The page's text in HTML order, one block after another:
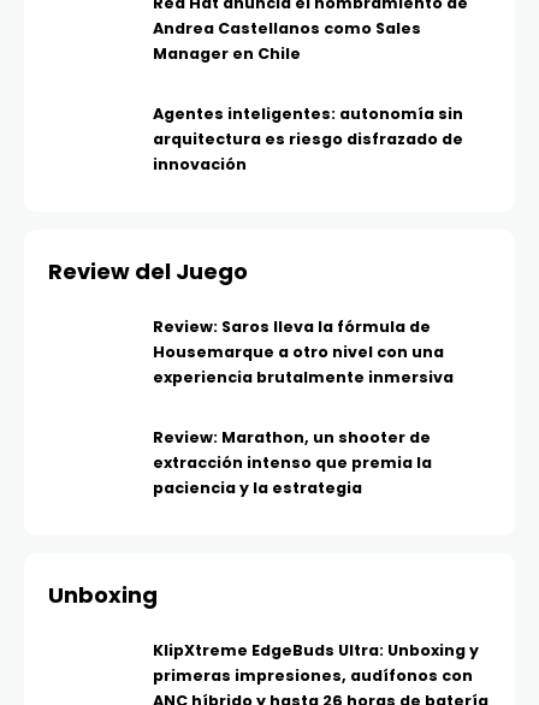
Andrea Castellanos como Sales
Manager en Chile
Agentes inteligentes: autonomía sin
arquitectura es riesgo disfrazado de
innovación
Review del Juego
Review: Saros lleva la fórmula de
Housemarque a otro nivel con una
experiencia brutalmente inmersiva
Review: Marathon, un shooter de
extracción intenso que premia la
paciencia y la estrategia
Unboxing
KlipXtreme EdgeBuds Ultra: Unboxing y
primeras impresiones, audífonos con